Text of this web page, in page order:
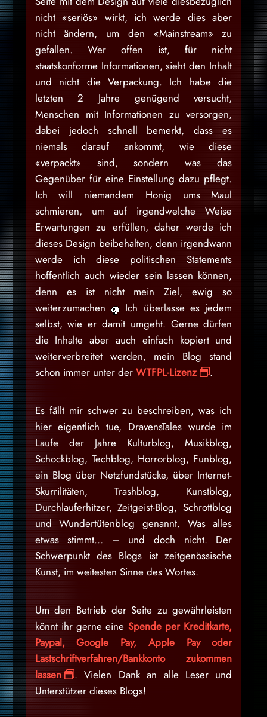
nicht «seriös» wirkt, ich werde dies aber
nicht ändern, um den «Mainstream» zu
gefallen. Wer offen ist, für nicht
staatskonforme Informationen, sieht den Inhalt
und nicht die Verpackung. Ich habe die
letzten 2 Jahre genügend versucht,
Menschen mit Informationen zu versorgen,
dabei jedoch schnell bemerkt, dass es
niemals darauf ankommt, wie diese
«verpackt» sind, sondern was das
Gegenüber für eine Einstellung dazu pflegt.
Ich will niemandem Honig ums Maul
schmieren, um auf irgendwelche Weise
Erwartungen zu erfüllen, daher werde ich
dieses Design beibehalten, denn irgendwann
werde ich diese politischen Statements
hoffentlich auch wieder sein lassen können,
denn es ist nicht mein Ziel, ewig so
weiterzumachen
Ich überlasse es jedem
selbst, wie er damit umgeht. Gerne dürfen
die Inhalte aber auch einfach kopiert und
weiterverbreitet werden, mein Blog stand
schon immer unter der WTFPL-Lizenz .
Es fällt mir schwer zu beschreiben, was ich
hier eigentlich tue, DravensTales wurde im
Laufe der Jahre Kulturblog, Musikblog,
Schockblog, Techblog, Horrorblog, Funblog,
ein Blog über Netzfundstücke, über Internet-
Skurrilitäten, Trashblog, Kunstblog,
Durchlauferhitzer, Zeitgeist-Blog, Schrottblog
und Wundertütenblog genannt. Was alles
etwas stimmt… – und doch nicht. Der
Schwerpunkt des Blogs ist zeitgenössische
Kunst, im weitesten Sinne des Wortes.
Um den Betrieb der Seite zu gewährleisten
könnt ihr gerne eine Spende per Kreditkarte,
Paypal, Google Pay, Apple Pay oder
Lastschriftverfahren/Bankkonto zukommen
lassen
. Vielen Dank an alle Leser und
Unterstützer dieses Blogs!